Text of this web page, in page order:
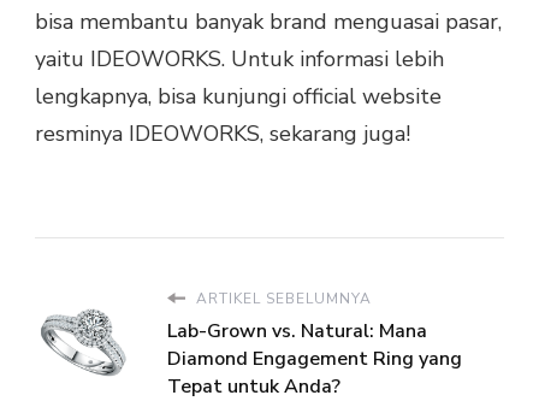
bisa membantu banyak brand menguasai pasar,
yaitu IDEOWORKS. Untuk informasi lebih
lengkapnya, bisa kunjungi official website
resminya IDEOWORKS, sekarang juga!
ARTIKEL SEBELUMNYA
Lab-Grown vs. Natural: Mana
Diamond Engagement Ring yang
Tepat untuk Anda?